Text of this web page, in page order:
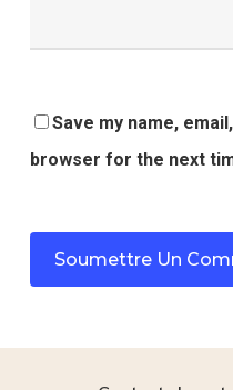
Save my name,
browser for the next